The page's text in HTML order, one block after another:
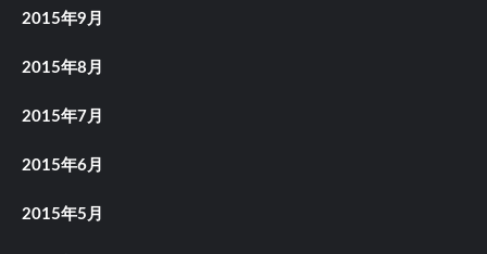
2015年9月
2015年8月
2015年7月
2015年6月
2015年5月